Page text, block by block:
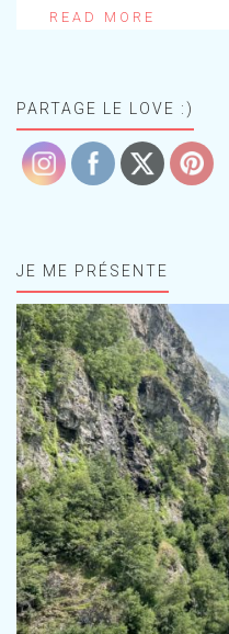
READ MORE
PARTAGE LE LOVE :)
JE ME PRÉSENTE